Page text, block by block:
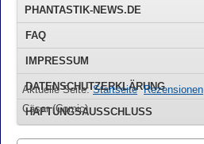
PHANTASTIK-NEWS.DE
FAQ
IMPRESSUM
DATENSCHUTZERKLÄRUNG
HAFTUNGSAUSSCHLUSS
Aktuelle Seite:Startseite Rezensionen
Cäsar (Comic)